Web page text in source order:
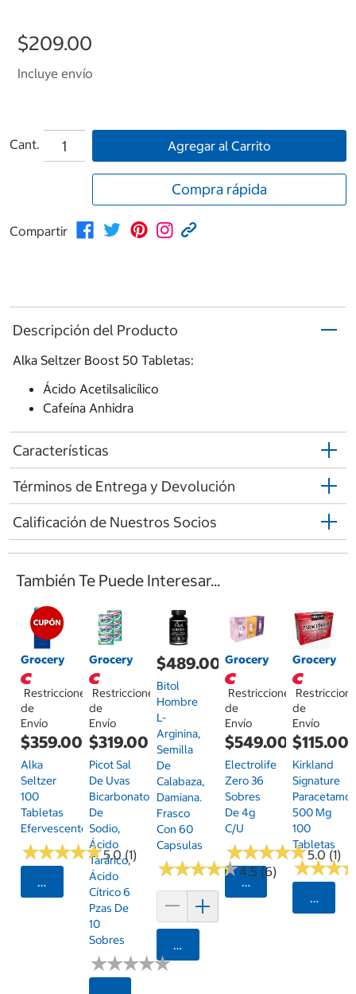
$209.00
Incluye envío
Cant. Agregar al Carrito
Compra rápida
Compartir
Descripción del Producto
Alka Seltzer Boost 50 Tabletas:
Ácido Acetilsalicílico
Cafeína Anhidra
Características
Términos de Entrega y Devolución
Calificación de Nuestros Socios
También Te Puede Interesar...
Grocery
Restricciones
de
Envío
$359.00
Alka
Seltzer
100
Tabletas
Efervescentes
★★★★★
★★★★★5.0 (1)
Seleccionar Código Postal
Grocery
Restricciones
de
Envío
$319.00
Picot Sal
De Uvas
Bicarbonato
De
Sodio,
Ácido
Tarárico,
Ácido
Cítrico 6
Pzas De
10
Sobres
★★★★★
★★★★★
$489.00
Bitol
Hombre
L-
Arginina,
Semilla
De
Calabaza,
Damiana.
Frasco
Con 60
Capsulas
★★★★★
★★★★★4.5 (6)
Agregar
Grocery
Restricciones
de
Envío
$549.00
Electrolife
Zero 36
Sobres
De 4g
C/u
★★★★★
★★★★★5.0 (1)
Seleccionar
Grocery
de
Envío
$115.00
Kirkland
Signature
Paracetamol
500 Mg
100
Tabletas
★★★
★★★